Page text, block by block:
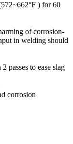
) for 60
of corrosion-
in welding should
passes to ease slag
corrosion